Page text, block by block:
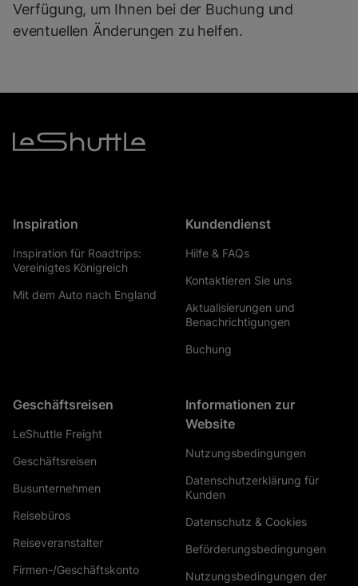
Verfügung, um Ihnen bei der Buchung und
eventuellen Änderungen zu helfen.
Inspiration
Inspiration für Roadtrips:
Vereinigtes Königreich
Mit dem Auto nach England
Kundendienst
Hilfe & FAQs
Kontaktieren Sie uns
Aktualisierungen und
Benachrichtigungen
Buchung
Geschäftsreisen
LeShuttle Freight
Geschäftsreisen
Busunternehmen
Reisebüros
Reiseveranstalter
Firmen-/Geschäftskonto
Informationen zur
Website
Nutzungsbedingungen
Datenschutzerklärung für
Kunden
Datenschutz & Cookies
Beförderungsbedingungen
Nutzungsbedingungen der